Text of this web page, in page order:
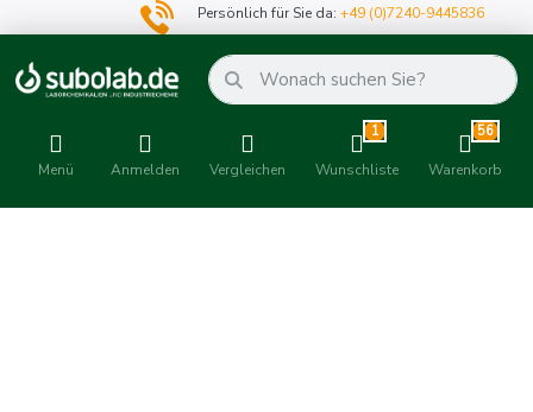
Persönlich für Sie da:+49 (0)7240-9445836
Menü Anmelden Vergleichen
1
Wunschliste
56
Warenkorb